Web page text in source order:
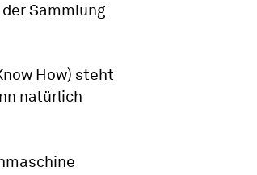
Sammlung
How) steht
natürlich